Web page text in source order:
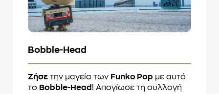
Bobble-Head
Ζήσε την μαγεία των Funko Pop με αυτό
το Bobble-Head ! Απογίωσε τη συλλογή